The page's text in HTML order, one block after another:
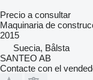
Precio a consultar
Maquinaria de
2015
Suecia, Bålsta
SANTEO AB
Contacte con el